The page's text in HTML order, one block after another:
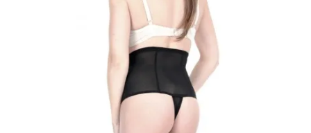
Rozwiń
potomne